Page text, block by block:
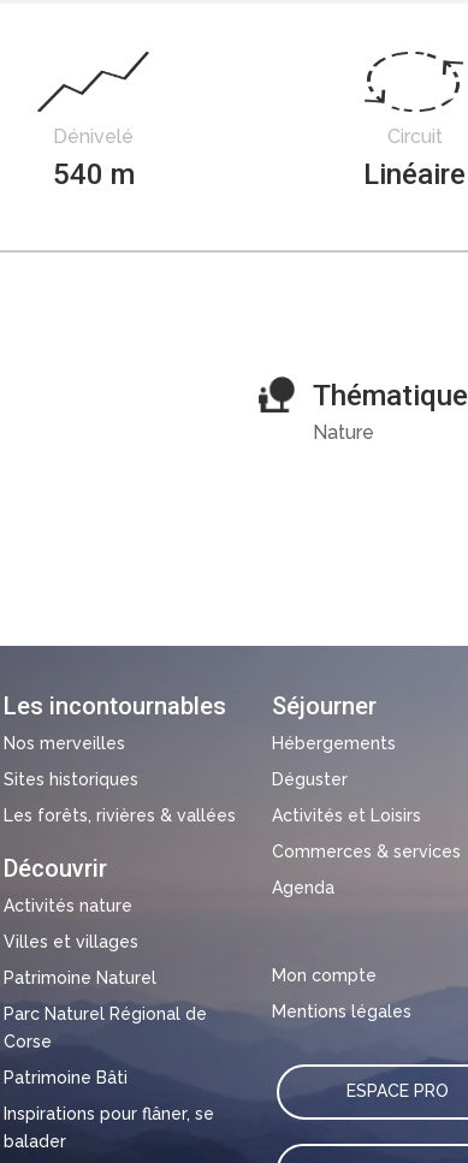
Dénivelé
540 m
Circuit
Linéaire
Thématique
Nature
Les incontournables
Nos merveilles
Sites historiques
Les forêts, rivières & vallées
Découvrir
Activités nature
Villes et villages
Patrimoine Naturel
Parc Naturel Régional de
Corse
Patrimoine Bâti
Inspirations pour flâner, se
balader
Séjourner
Hébergements
Déguster
Activités et Loisirs
Commerces & services
Agenda
Mon compte
Mentions légales
ESPACE PRO